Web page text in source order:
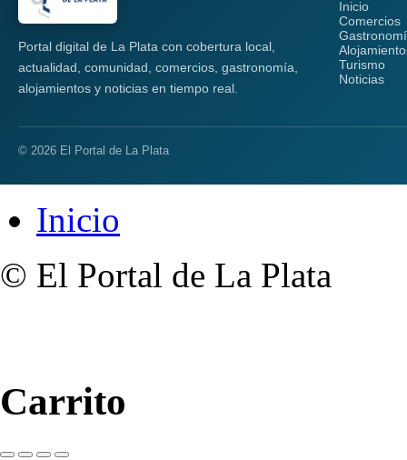
Portal digital de La Plata con cobertura local,
actualidad, comunidad, comercios, gastronomía,
alojamientos y noticias en tiempo real.
Inicio
Comercios
Turismo
Noticias
© 2026 El Portal de La Plata
Inicio
© El Portal de La Plata
Carrito